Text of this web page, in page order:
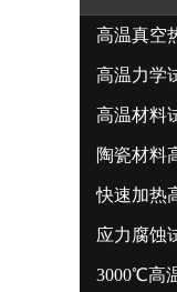
高温真空
高温力学
高温材料
陶瓷材料
快速加热
应力腐蚀
3000℃高